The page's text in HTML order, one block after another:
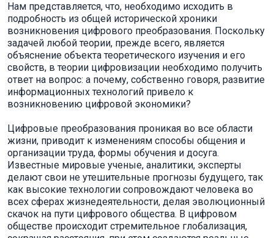
Нам представляется, что, необходимо исходить в
подробность из общей исторической хроники
возникновения цифрового преобразования. Поскольку
задачей любой теории, прежде всего, является
объяснение объекта теоретического изучения и его
свойств, в теории цифровизации необходимо получить
ответ на вопрос: а почему, собственно говоря, развитие
информационных технологий привело к
возникновению цифровой экономики?
Цифровые преобразования проникая во все области
жизни, приводит к изменениям способы общения и
организации труда, формы обучения и досуга.
Известные мировые ученые, аналитики, эксперты
делают свои не утешительные прогнозы будущего, так
как высокие технологии сопровождают человека во
всех сферах жизнедеятельности, делая эволюционный
скачок на пути цифрового общества. В цифровом
обществе происходит стремительное глобализация,